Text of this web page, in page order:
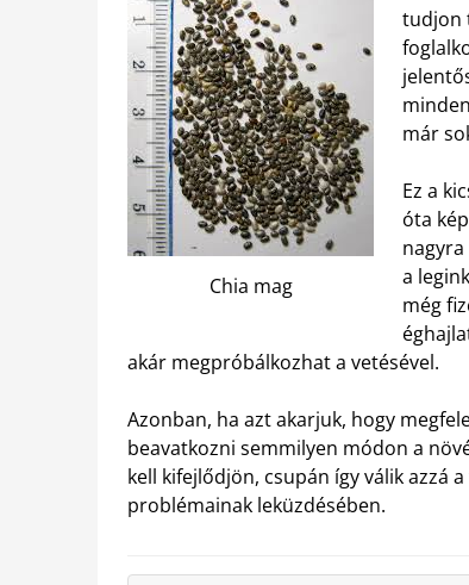
Chia mag
tudjon
már
Ez a
óta
a
még
akár megpróbálkozhat a vetésével.
Azonban, ha azt akarjuk, hogy
beavatkozni semmilyen módon a
kell kifejlődjön, csupán így válik azzá
problémainak leküzdésében.